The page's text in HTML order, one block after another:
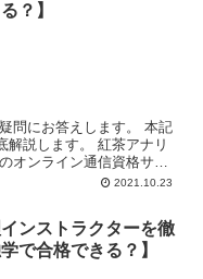
？】
問にお答えします。 本記
解説します。 紅茶アナリ
オンライン通信資格サイ
2021.10.23
ンストラクターを徹
で合格できる？】